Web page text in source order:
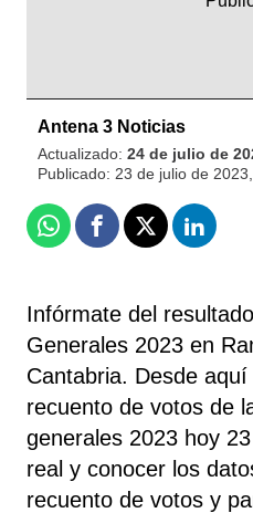
Antena 3 Noticias
Actualizado: 24 de julio de
Publicado: 23 de julio de
WhatsappFacebook
X
Infórmate del
Generales 2023 en
Cantabria. Desde
recuento de votos de
generales 2023 hoy
real y conocer los
recuento de votos y